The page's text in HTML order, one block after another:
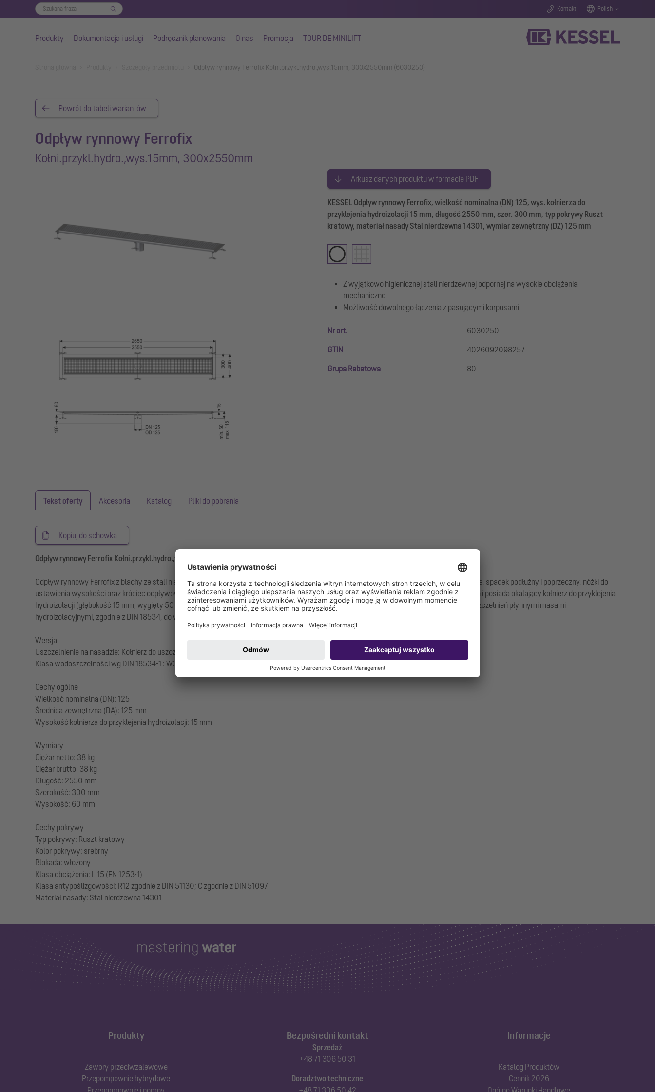
Kontakt Polish
Produkty Dokumentacja i usługi Podręcznik planowania O nas Promocja TOUR DE MINILIFT
Odpływ rynnowy Ferrofix Kołni.przykl.hydro.,wys.15mm, 300x2550mm (6030250)
Powrót do tabeli wariantów
Odpływ rynnowy Ferrofix
Kołni.przykl.hydro.,wys.15mm, 300x2550mm
Arkusz danych produktu w formacie PDF
KESSEL Odpływ rynnowy Ferrofix, wielkość nominalna (DN) 125, wys. kołnierza do
przyklejenia hydroizolacji 15 mm, długość 2550 mm, szer. 300 mm, typ pokrywy Ruszt
kratowy, materiał nasady Stal nierdzewna 14301, wymiar zewnętrzny (DZ) 125 mm
Z wyjątkowo higienicznej stali nierdzewnej odpornej na wysokie obciążenia
mechaniczne
Możliwość dowolnego łączenia z pasującymi korpusami
Nr art. 6030250
GTIN 4026092098257
Grupa Rabatowa 80
Tekst oferty Akcesoria Katalog Pliki do pobrania
Kopiuj do schowka
Odpływ rynnowy Ferrofix Kołni.przykl.hydro.,wys.15mm, 300x2550mm
Odpływ rynnowy Ferrofix z blachy ze stali nierdzewnej o grubości 2,0 mm (wytrawiany zanurzeniowo) posiada widoczne elementy szlifowane, spadek podłużny i poprzeczny, nóżki do
ustawienia wysokości oraz króciec odpływowy ze stali nierdzewnej. Profil rynnowy jest przystosowany do hydroizolacji cienkowarstwowych i posiada okalający kołnierz do przyklejenia
hydroizolacji (głębokość 15 mm, wygięty 50 mm na zewnątrz) ze spawanymi narożnikami. Kołnierz do przyklejenia hydroizolacji nadaje się uszczelnień płynnymi masami
hydroizolacyjnymi, zgodnie z DIN 18534, do wszystkich klas obciążenia wodą.
Wersja
Uszczelnienie na nasadzie: Kołnierz do uszczelnień klejonych (odpowiedni do barier przeciwwilgociowych)
Klasa wodoszczelności wg DIN 18534-1 : W3-I
Cechy ogólne
Wielkość nominalna (DN): 125
Średnica zewnętrzna (DA): 125 mm
Wysokość kołnierza do przyklejenia hydroizolacji: 15 mm
Wymiary
Ciężar netto: 38 kg
Ciężar brutto: 38 kg
Długość: 2550 mm
Szerokość: 300 mm
Wysokość: 60 mm
Cechy pokrywy
Typ pokrywy: Ruszt kratowy
Kolor pokrywy: srebrny
Blokada: włożony
Klasa obciążenia: L 15 (EN 1253-1)
Klasa antypoślizgowości: R12 zgodnie z DIN 51130; C zgodnie z DIN 51097
Produkty
Zawory przeciwzalewowe
Przepompownie hybrydowe
Przepompownie i pompy
Bezpośredni kontakt
Sprzedaż
+48 71 306 50 31
Doradztwo techniczne
+48 71 306 50 42
Informacje
Katalog Produktów
Cennik 2026
Ogólne Warunki Handlowe